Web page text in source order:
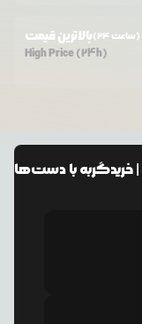
بالاترین قیمت (24 ساعت)
High Price (24h)
| خریدگربه با دست‌ها